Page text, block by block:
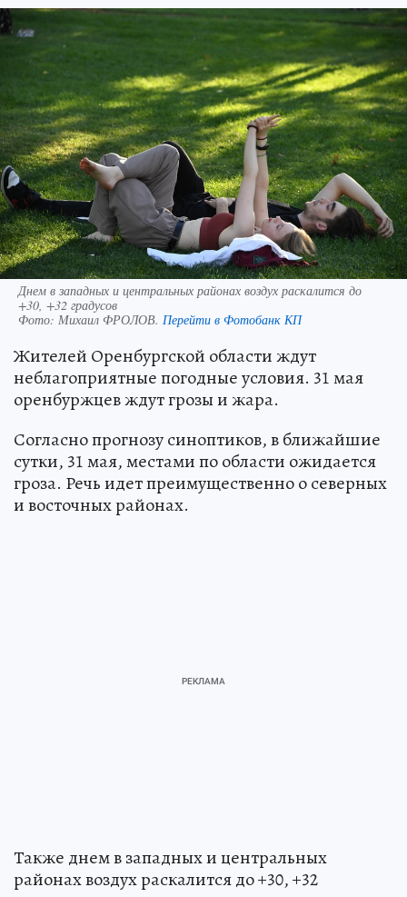
Днем в западных и центральных районах воздух раскалится до
+30, +32 градусов
Фото: Михаил ФРОЛОВ. Перейти в Фотобанк КП
Жителей Оренбургской области ждут
неблагоприятные погодные условия. 31 мая
оренбуржцев ждут грозы и жара.
Согласно прогнозу синоптиков, в ближайшие
сутки, 31 мая, местами по области ожидается
гроза. Речь идет преимущественно о северных
и восточных районах.
Также днем в западных и центральных
районах воздух раскалится до +30, +32